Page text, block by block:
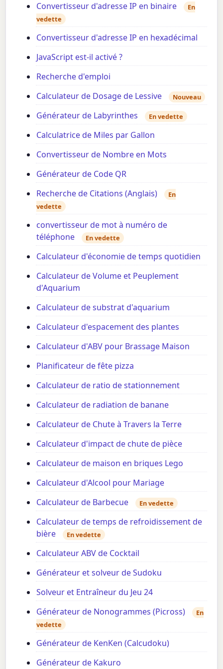
Convertisseur d'adresse IP en binaire
En
vedette
Convertisseur d'adresse IP en hexadécimal
JavaScript est-il activé ?
Recherche d'emploi
Calculateur de Dosage de Lessive
Nouveau
Générateur de Labyrinthes En vedette
Calculatrice de Miles par Gallon
Convertisseur de Nombre en Mots
Générateur de Code QR
Recherche de Citations (Anglais)
En
vedette
convertisseur de mot à numéro de
téléphone
En vedette
Calculateur d'économie de temps quotidien
Calculateur de Volume et Peuplement
d'Aquarium
Calculateur de substrat d'aquarium
Calculateur d'espacement des plantes
Calculateur d'ABV pour Brassage Maison
Planificateur de fête pizza
Calculateur de ratio de stationnement
Calculateur de radiation de banane
Calculateur de Chute à Travers la Terre
Calculateur d'impact de chute de pièce
Calculateur de maison en briques Lego
Calculateur d'Alcool pour Mariage
Calculateur de Barbecue
En vedette
Calculateur de temps de refroidissement de
bière
En vedette
Calculateur ABV de Cocktail
Générateur et solveur de Sudoku
Solveur et Entraîneur du Jeu 24
Générateur de Nonogrammes (Picross)
En
vedette
Générateur de KenKen (Calcudoku)
Générateur de Kakuro